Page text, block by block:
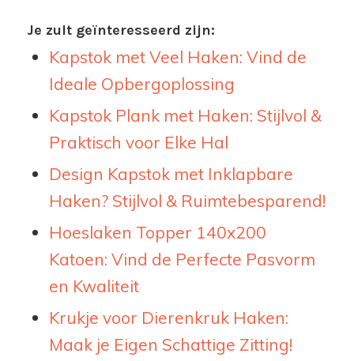
Je zult geïnteresseerd zijn:
Kapstok met Veel Haken: Vind de
Ideale Opbergoplossing
Kapstok Plank met Haken: Stijlvol &
Praktisch voor Elke Hal
Design Kapstok met Inklapbare
Haken? Stijlvol & Ruimtebesparend!
Hoeslaken Topper 140x200
Katoen: Vind de Perfecte Pasvorm
en Kwaliteit
Krukje voor Dierenkruk Haken:
Maak je Eigen Schattige Zitting!